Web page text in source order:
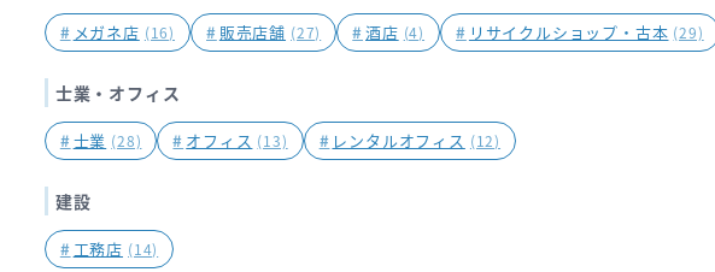
# メガネ店 (16) # 販売店舗 (27) #酒店 (4) # リサイクルショップ・古本 (29)
士業・オフィス
#士業 (28) # オフィス (13) # レンタルオフィス (12)
建設
# 工務店 (14)